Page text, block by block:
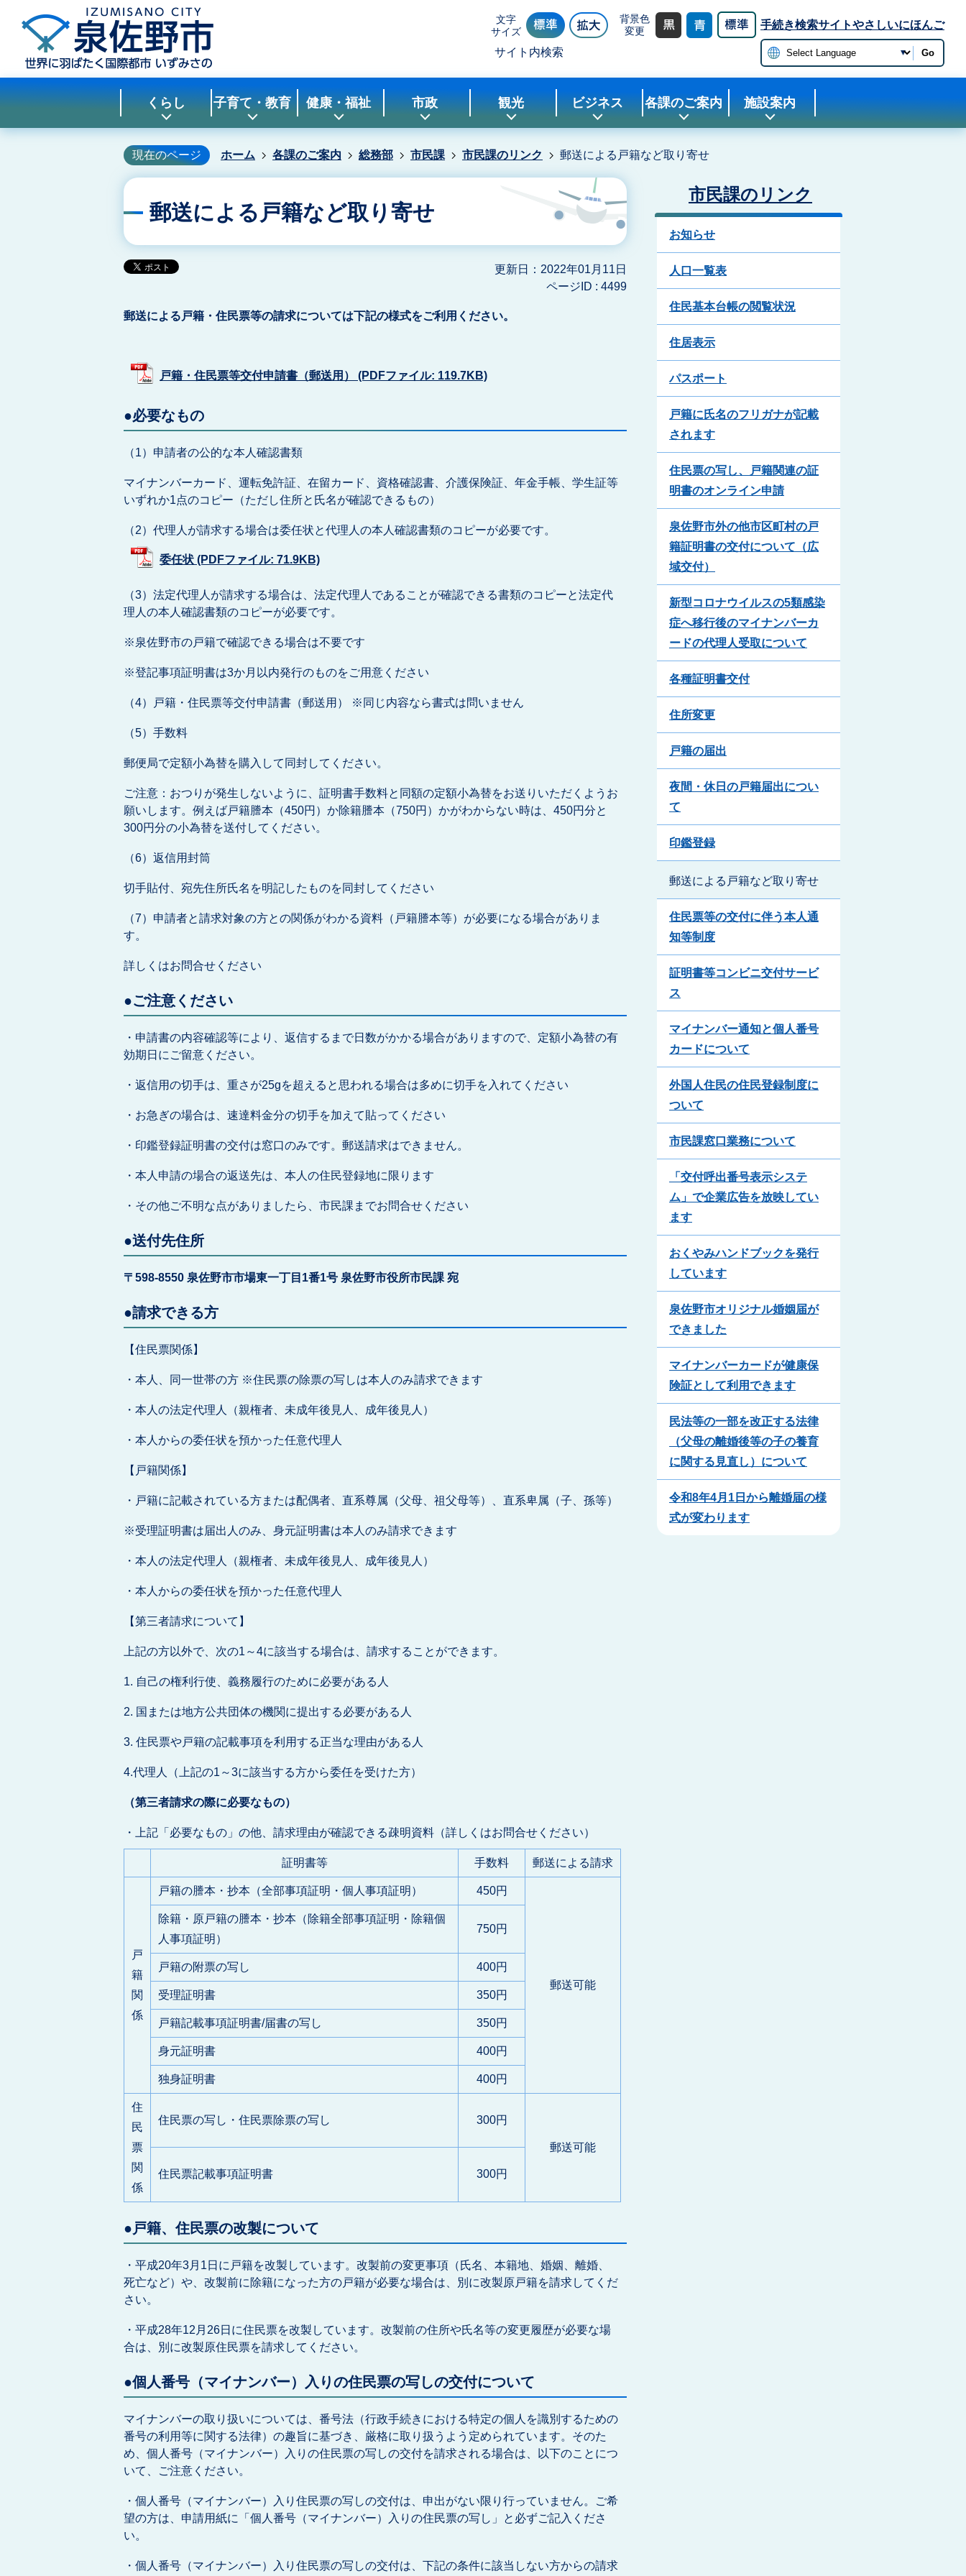
文字
サイズ
背景色
変更
手続き検索サイトやさしいにほんご
サイト内検索 Go
くらし 子育て・教育 健康・福祉 市政 観光 ビジネス 各課のご案内 施設案内
現在のページ ホーム 各課のご案内 総務部 市民課 市民課のリンク 郵送による戸籍など取り寄せ
郵送による戸籍など取り寄せ
更新日：2022年01月11日
ページID : 4499
郵送による戸籍・住民票等の請求については下記の様式をご利用ください。
戸籍・住民票等交付申請書（郵送用） (PDFファイル: 119.7KB)
●必要なもの
（1）申請者の公的な本人確認書類
マイナンバーカード、運転免許証、在留カード、資格確認書、介護保険証、年金手帳、学生証等
いずれか1点のコピー（ただし住所と氏名が確認できるもの）
（2）代理人が請求する場合は委任状と代理人の本人確認書類のコピーが必要です。
委任状 (PDFファイル: 71.9KB)
（3）法定代理人が請求する場合は、法定代理人であることが確認できる書類のコピーと法定代
理人の本人確認書類のコピーが必要です。
※泉佐野市の戸籍で確認できる場合は不要です
※登記事項証明書は3か月以内発行のものをご用意ください
（4）戸籍・住民票等交付申請書（郵送用） ※同じ内容なら書式は問いません
（5）手数料
郵便局で定額小為替を購入して同封してください。
ご注意：おつりが発生しないように、証明書手数料と同額の定額小為替をお送りいただくようお
願いします。例えば戸籍謄本（450円）か除籍謄本（750円）かがわからない時は、450円分と
300円分の小為替を送付してください。
（6）返信用封筒
切手貼付、宛先住所氏名を明記したものを同封してください
（7）申請者と請求対象の方との関係がわかる資料（戸籍謄本等）が必要になる場合がありま
す。
詳しくはお問合せください
●ご注意ください
・申請書の内容確認等により、返信するまで日数がかかる場合がありますので、定額小為替の有
効期日にご留意ください。
・返信用の切手は、重さが25gを超えると思われる場合は多めに切手を入れてください
・お急ぎの場合は、速達料金分の切手を加えて貼ってください
・印鑑登録証明書の交付は窓口のみです。郵送請求はできません。
・本人申請の場合の返送先は、本人の住民登録地に限ります
・その他ご不明な点がありましたら、市民課までお問合せください
●送付先住所
〒598-8550 泉佐野市市場東一丁目1番1号 泉佐野市役所市民課 宛
●請求できる方
【住民票関係】
・本人、同一世帯の方 ※住民票の除票の写しは本人のみ請求できます
・本人の法定代理人（親権者、未成年後見人、成年後見人）
・本人からの委任状を預かった任意代理人
【戸籍関係】
・戸籍に記載されている方または配偶者、直系尊属（父母、祖父母等）、直系卑属（子、孫等）
※受理証明書は届出人のみ、身元証明書は本人のみ請求できます
・本人の法定代理人（親権者、未成年後見人、成年後見人）
・本人からの委任状を預かった任意代理人
【第三者請求について】
上記の方以外で、次の1～4に該当する場合は、請求することができます。
1. 自己の権利行使、義務履行のために必要がある人
2. 国または地方公共団体の機関に提出する必要がある人
3. 住民票や戸籍の記載事項を利用する正当な理由がある人
4.代理人（上記の1～3に該当する方から委任を受けた方）
（第三者請求の際に必要なもの）
・上記「必要なもの」の他、請求理由が確認できる疎明資料（詳しくはお問合せください）
証明書等 手数料 郵送による請求
戸
籍
関
係
戸籍の謄本・抄本（全部事項証明・個人事項証明） 450円
郵送可能
除籍・原戸籍の謄本・抄本（除籍全部事項証明・除籍個
人事項証明）
750円
戸籍の附票の写し 400円
受理証明書 350円
戸籍記載事項証明書/届書の写し 350円
身元証明書 400円
独身証明書 400円
住
民
票
関
係
住民票の写し・住民票除票の写し 300円
郵送可能
住民票記載事項証明書 300円
●戸籍、住民票の改製について
・平成20年3月1日に戸籍を改製しています。改製前の変更事項（氏名、本籍地、婚姻、離婚、
死亡など）や、改製前に除籍になった方の戸籍が必要な場合は、別に改製原戸籍を請求してくだ
さい。
・平成28年12月26日に住民票を改製しています。改製前の住所や氏名等の変更履歴が必要な場
合は、別に改製原住民票を請求してください。
●個人番号（マイナンバー）入りの住民票の写しの交付について
マイナンバーの取り扱いについては、番号法（行政手続きにおける特定の個人を識別するための
番号の利用等に関する法律）の趣旨に基づき、厳格に取り扱うよう定められています。そのた
め、個人番号（マイナンバー）入りの住民票の写しの交付を請求される場合は、以下のことにつ
いて、ご注意ください。
・個人番号（マイナンバー）入り住民票の写しの交付は、申出がない限り行っていません。ご希
望の方は、申請用紙に「個人番号（マイナンバー）入りの住民票の写し」と必ずご記入くださ
い。
・個人番号（マイナンバー）入り住民票の写しの交付は、下記の条件に該当しない方からの請求
市民課のリンク
お知らせ
人口一覧表
住民基本台帳の閲覧状況
住居表示
パスポート
戸籍に氏名のフリガナが記載
されます
住民票の写し、戸籍関連の証
明書のオンライン申請
泉佐野市外の他市区町村の戸
籍証明書の交付について（広
域交付）
新型コロナウイルスの5類感染
症へ移行後のマイナンバーカ
ードの代理人受取について
各種証明書交付
住所変更
戸籍の届出
夜間・休日の戸籍届出につい
て
印鑑登録
郵送による戸籍など取り寄せ
住民票等の交付に伴う本人通
知等制度
証明書等コンビニ交付サービ
ス
マイナンバー通知と個人番号
カードについて
外国人住民の住民登録制度に
ついて
市民課窓口業務について
「交付呼出番号表示システ
ム」で企業広告を放映してい
ます
おくやみハンドブックを発行
しています
泉佐野市オリジナル婚姻届が
できました
マイナンバーカードが健康保
険証として利用できます
民法等の一部を改正する法律
（父母の離婚後等の子の養育
に関する見直し）について
令和8年4月1日から離婚届の様
式が変わります